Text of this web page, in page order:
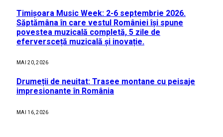
Timișoara Music Week: 2-6 septembrie 2026.
Săptămâna în care vestul României își spune
povestea muzicală completă, 5 zile de
eferversceță muzicală și inovație.
MAI 20, 2026
Drumeții de neuitat: Trasee montane cu peisaje
impresionante în România
MAI 16, 2026